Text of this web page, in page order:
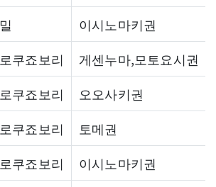
밀 이시노마키권
로쿠죠보리 게센누마,모토요시권
로쿠죠보리 오오사키권
로쿠죠보리 토메권
로쿠죠보리 이시노마키권